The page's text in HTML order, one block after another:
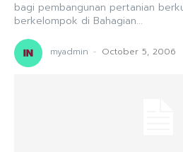
bagi pembangunan pertanian
berkelompok di Bahagian...
myadmin - October 5, 2006